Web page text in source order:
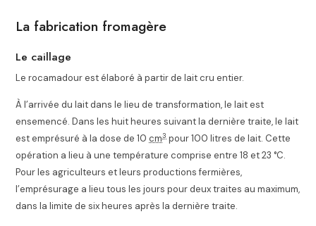
La fabrication fromagère
Le caillage
Le rocamadour est élaboré à partir de lait cru entier.
À l’arrivée du lait dans le lieu de transformation, le lait est
ensemencé. Dans les huit heures suivant la dernière traite, le lait
est emprésuré à la dose de 10cm3 pour100 litres de lait. Cette
opération a lieu à une température comprise entre 18 et 23 °C.
Pour les agriculteurs et leurs productions fermières,
l’emprésurage a lieu tous les jours pour deux traites au maximum,
dans la limite de six heures après la dernière traite.